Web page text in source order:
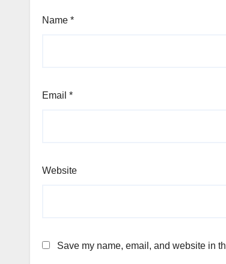
Name *
Email *
Website
Save my name, email, and website in